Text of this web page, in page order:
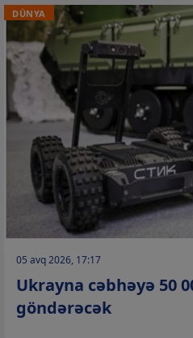
DÜNYA
05 avq 2026, 17:17
Ukrayna cəbhəyə 50
göndərəcək